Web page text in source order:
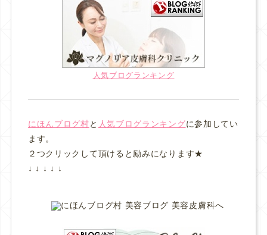
人気ブログランキング
にほんブログ村と 人気ブログランキングに参加してい
ます。
２つクリックして頂けると励みになります★
↓ ↓ ↓ ↓ ↓